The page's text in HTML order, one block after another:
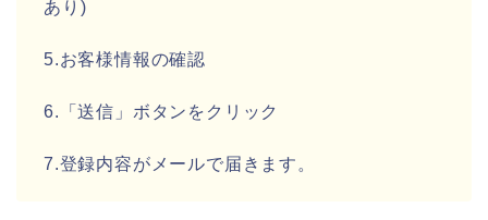
あり)
5.お客様情報の確認
6.「送信」ボタンをクリック
7.登録内容がメールで届きます。